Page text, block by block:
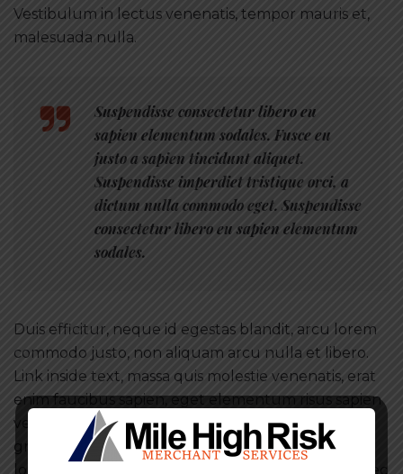
Vestibulum in lectus venenatis, tempor mauris et,
malesuada nulla.
Suspendisse consectetur libero eu
sapien elementum sodales. Fusce eu
justo a sapien tincidunt aliquet.
Suspendisse imperdiet tristique orci, a
dictum nulla commodo eget. Suspendisse
consectetur libero eu sapien elementum
sodales.
Duis efficitur, neque id egestas blandit, arcu lorem
commodo justo, non aliquam arcu nulla et libero.
Link inside text, massa quis molestie venenatis, erat
enim faucibus sapien, eget elementum risus sapien
vel turpis. Fusce vestibulum suscipit sem, vel
gravida neque maximus ut. Duis dignissim enim at